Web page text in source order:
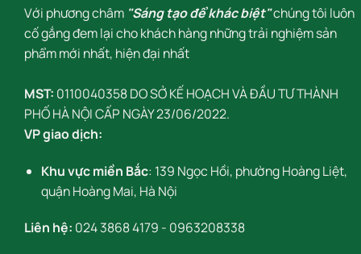
Với phương châm "Sáng tạo để khác biệt"chúng tôi luôn
cố gắng đem lại cho khách hàng những trải nghiệm sản
phẩm mới nhất, hiện đại nhất
MST: 0110040358 DO SỞ KẾ HOẠCH VÀ ĐẦU TƯ THÀNH
PHỐ HÀ NỘI CẤP NGÀY 23/06/2022.
VP giao dịch:
Khu vực miền Bắc: 139 Ngọc Hồi, phường Hoàng Liệt,
quận Hoàng Mai, Hà Nội
Liên hệ: 024 3868 4179 - 0963208338